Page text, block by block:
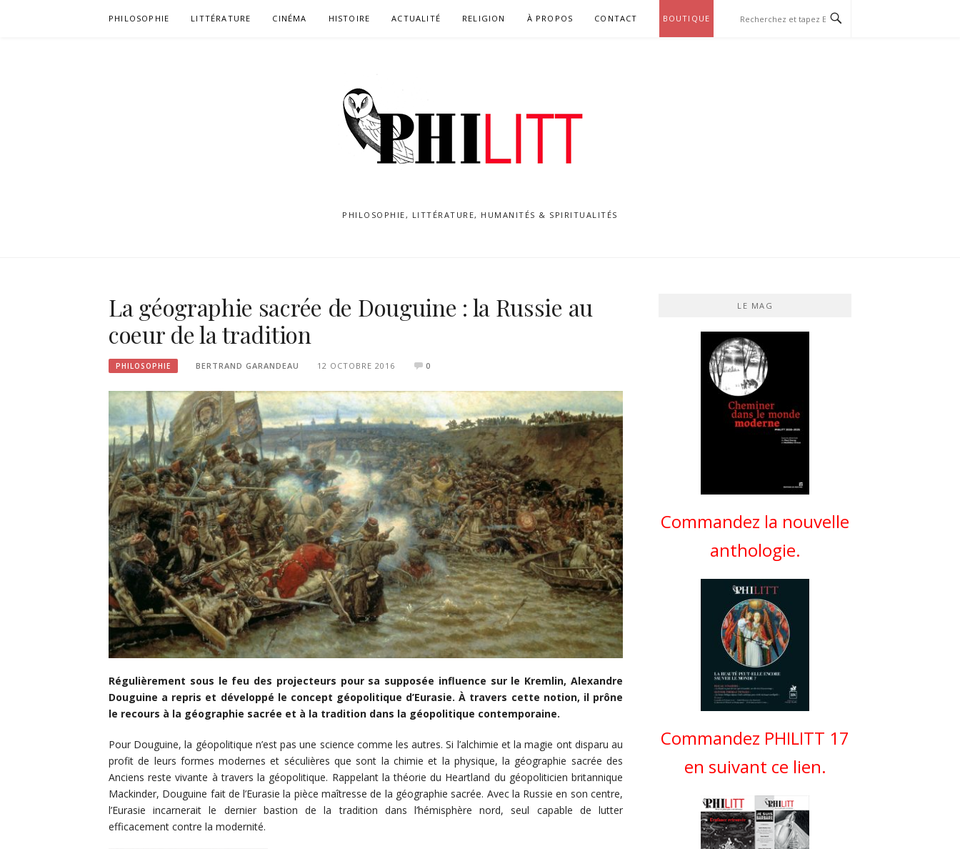
PHILOSOPHIE LITTÉRATURE CINÉMA HISTOIRE ACTUALITÉ RELIGION À PROPOS CONTACT BOUTIQUE
PHILOSOPHIE, LITTÉRATURE, HUMANITÉS & SPIRITUALITÉS
La géographie sacrée de Douguine : la Russie au
coeur de la tradition
PHILOSOPHIE BERTRAND GARANDEAU 12 OCTOBRE 2016 0
Régulièrement sous le feu des projecteurs pour sa supposée influence sur le Kremlin, Alexandre
Douguine a repris et développé le concept géopolitique d’Eurasie. À travers cette notion, il prône
le recours à la géographie sacrée et à la tradition dans la géopolitique contemporaine.
Pour Douguine, la géopolitique n’est pas une science comme les autres. Si l’alchimie et la magie ont disparu au
profit de leurs formes modernes et séculières que sont la chimie et la physique, la géographie sacrée des
Anciens reste vivante à travers la géopolitique. Rappelant la théorie du Heartland du géopoliticien britannique
Mackinder, Douguine fait de l’Eurasie la pièce maîtresse de la géographie sacrée. Avec la Russie en son centre,
l’Eurasie incarnerait le dernier bastion de la tradition dans l’hémisphère nord, seul capable de lutter
efficacement contre la modernité.
LE MAG
Commandez la nouvelle
anthologie.
Commandez PHILITT 17
en suivant ce lien.